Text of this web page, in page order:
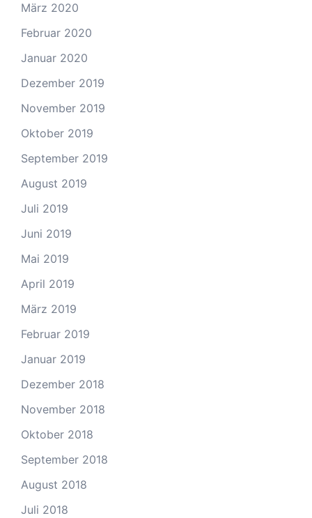
März 2020
Februar 2020
Januar 2020
Dezember 2019
November 2019
Oktober 2019
September 2019
August 2019
Juli 2019
Juni 2019
Mai 2019
April 2019
März 2019
Februar 2019
Januar 2019
Dezember 2018
November 2018
Oktober 2018
September 2018
August 2018
Juli 2018